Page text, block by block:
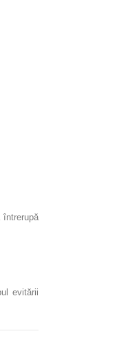
întrerupă
evitării